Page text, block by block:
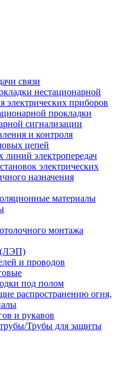
связи
нестационарной
электрических приборов
прокладки
сигнализации
и контроля
цепей
электропередач
электрических
назначения
материалы
монтажа
(ЛЭП)
и проводов
под полом
распространению огня,
и рукавов
Трубы для защиты